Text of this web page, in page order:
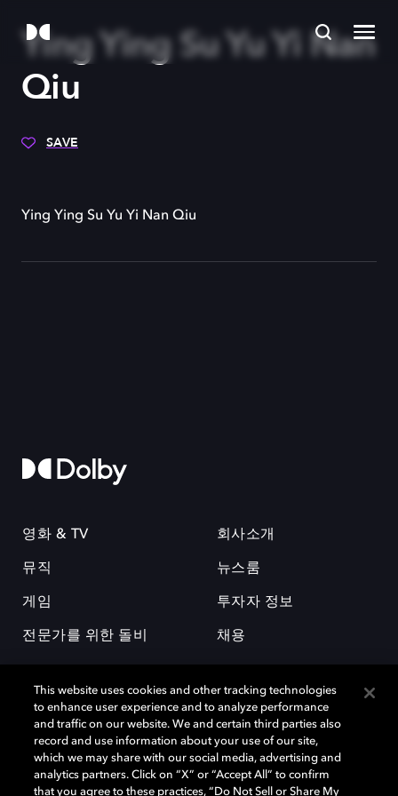
Ying Ying Su Yu Yi Nan
Qiu
SAVE
Ying Ying Su Yu Yi Nan Qiu
영화 & TV
뮤직
게임
전문가를 위한 돌비
회사소개
뉴스룸
투자자 정보
채용
돌비(Dolby)와 double-D 심볼은 미국 및 기타 국가 돌비래버러토리스
(Dolby Laboratories, Inc.)의 등록 및 미등록 상표이다. 그 밖에 다른 자료에
This website uses cookies and other tracking technologies
to enhance user experience and to analyze performance
and traffic on our website. We and certain third parties also
record and use information about your use of our site,
which we may share with our social media, advertising and
analytics partners. Click on “X” or “Accept All” to confirm
that you agree to these practices, “Do Not Sell or Share My